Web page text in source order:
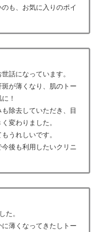
も、お気に入りのポイ
話になっています。
が薄くなり、肌のトー
！
除去していただき、目
変わりました。
うれしいです。
後も利用したいクリニ
た。
薄くなってきたしトー